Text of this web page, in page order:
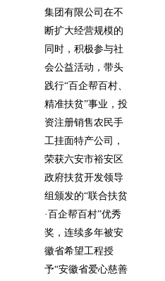
集团有限公司在不
断扩大经营规模的
同时，积极参与社
会公益活动，带头
践行“百企帮百村、
精准扶贫”事业，投
资注册销售农民手
工挂面特产公司，
荣获六安市裕安区
政府扶贫开发领导
组颁发的“联合扶贫
·百企帮百村”优秀
奖，连续多年被安
徽省希望工程授
予“安徽省爱心慈善